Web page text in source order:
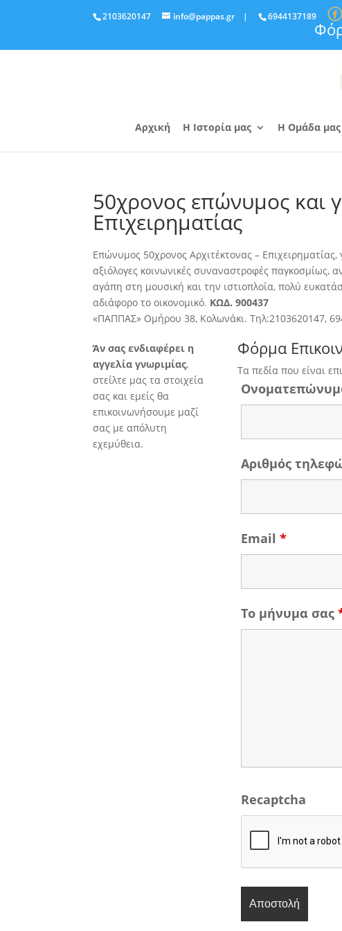
2103620147 info@pappas.gr | 6944137189
Αρχική Η Ιστορία μας Η Ομάδα μας
50χρονος επώνυμος και
Επιχειρηματίας
Επώνυμος 50χρονος Αρχιτέκτονας –
αξιόλογες κοινωνικές συναναστροφές παγκοσμίως,
αγάπη στη μουσική και την ιστιοπλοΐα, πολύ
αδιάφορο το οικονομικό. ΚΩΔ. 900437
«ΠΑΠΠΑΣ» Ομήρου 38, Κολωνάκι. Τηλ:2103620147,
Άν σας ενδιαφέρει η
αγγελία γνωριμίας,
στείλτε μας τα στοιχεία
σας και εμείς θα
επικοινωνήσουμε μαζί
σας με απόλυτη
εχεμύθεια.
Φόρμα
Τα πεδία που είναι
Αριθμός
Email*
Το μήνυμα σας
Recaptcha